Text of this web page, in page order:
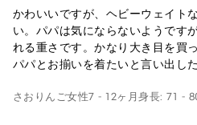
かわいいですが、ヘビーウェイト
い。パパは気にならないようです
れる重さです。かなり大き目を買
パパとお揃いを着たいと言い出し
さおりんご女性7 - 12ヶ月身長: 71 -